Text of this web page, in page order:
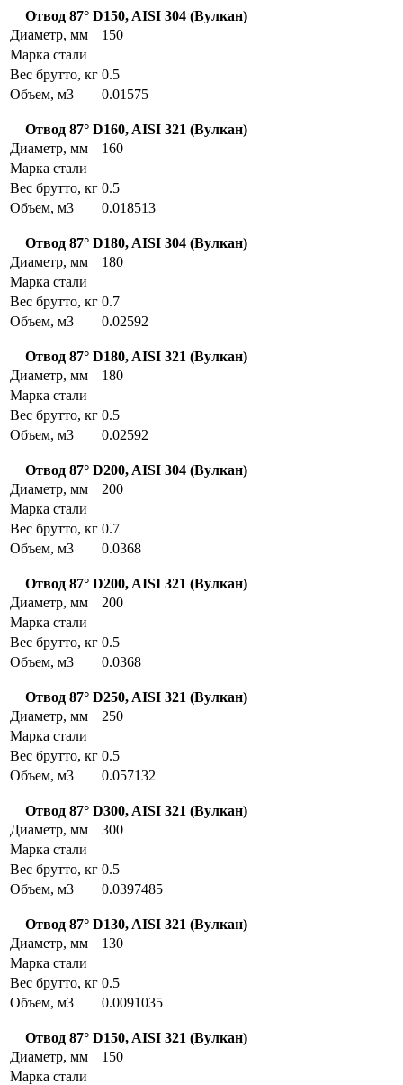
Отвод 87° D150, AISI 304 (Вулкан)
Диаметр, мм
150
Марка стали
Вес брутто, кг 0.5
Объем, м3
0.01575
Отвод 87° D160, AISI 321 (Вулкан)
Диаметр, мм
160
Марка стали
Вес брутто, кг 0.5
Объем, м3
0.018513
Отвод 87° D180, AISI 304 (Вулкан)
Диаметр, мм
180
Марка стали
Вес брутто, кг 0.7
Объем, м3
0.02592
Отвод 87° D180, AISI 321 (Вулкан)
Диаметр, мм
180
Марка стали
Вес брутто, кг 0.5
Объем, м3
0.02592
Отвод 87° D200, AISI 304 (Вулкан)
Диаметр, мм
200
Марка стали
Вес брутто, кг 0.7
Объем, м3
0.0368
Отвод 87° D200, AISI 321 (Вулкан)
Диаметр, мм
200
Марка стали
Вес брутто, кг 0.5
Объем, м3
0.0368
Отвод 87° D250, AISI 321 (Вулкан)
Диаметр, мм
250
Марка стали
Вес брутто, кг 0.5
Объем, м3
0.057132
Отвод 87° D300, AISI 321 (Вулкан)
Диаметр, мм
300
Марка стали
Вес брутто, кг 0.5
Объем, м3
0.0397485
Отвод 87° D130, AISI 321 (Вулкан)
Диаметр, мм
130
Марка стали
Вес брутто, кг 0.5
Объем, м3
0.0091035
Отвод 87° D150, AISI 321 (Вулкан)
Диаметр, мм
150
Марка стали